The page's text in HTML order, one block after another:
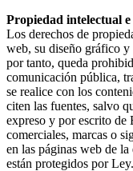
Propiedad intelectual
Los derechos de
web, su diseño gráfico
por tanto, queda
comunicación pública,
se realice con los
citen las fuentes, salvo
expreso y por escrito
comerciales, marcas o
en las páginas web de
están protegidos por Ley.